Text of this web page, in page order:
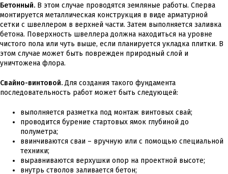
Бетонный. В этом случае проводятся земляные работы. Сперва
монтируется металлическая конструкция в виде арматурной
сетки с швеллером в верхней части. Затем выполняется заливка
бетона. Поверхность швеллера должна находиться на уровне
чистого пола или чуть выше, если планируется укладка плитки. В
этом случае может быть поврежден природный слой и
уничтожена флора.
Свайно-винтовой. Для создания такого фундамента
последовательность работ может быть следующей:
выполняется разметка под монтаж винтовых свай;
проводится бурение стартовых ямок глубиной до
полуметра;
ввинчиваются сваи – вручную или с помощью специальной
техники;
выравниваются верхушки опор на проектной высоте;
внутрь стволов заливается бетон;